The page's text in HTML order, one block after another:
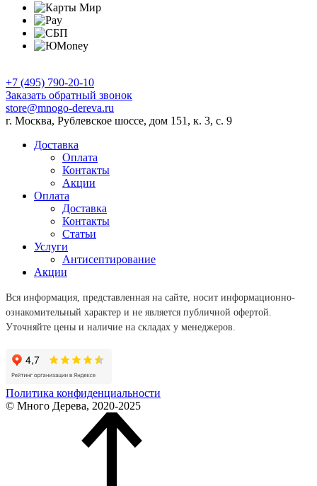
+7 (495) 790-20-10
Заказать обратный звонок
store@mnogo-dereva.ru
г. Москва, Рублевское шоссе, дом 151, к. 3, с. 9
Доставка
Оплата
Контакты
Акции
Оплата
Доставка
Контакты
Статьи
Услуги
Антисептирование
Акции
Вся информация, представленная на сайте, носит информационно-
ознакомительный характер и не является публичной офертой.
Уточняйте цены и наличие на складах у менеджеров.
Политика конфиденциальности
© Много Дерева, 2020-2025